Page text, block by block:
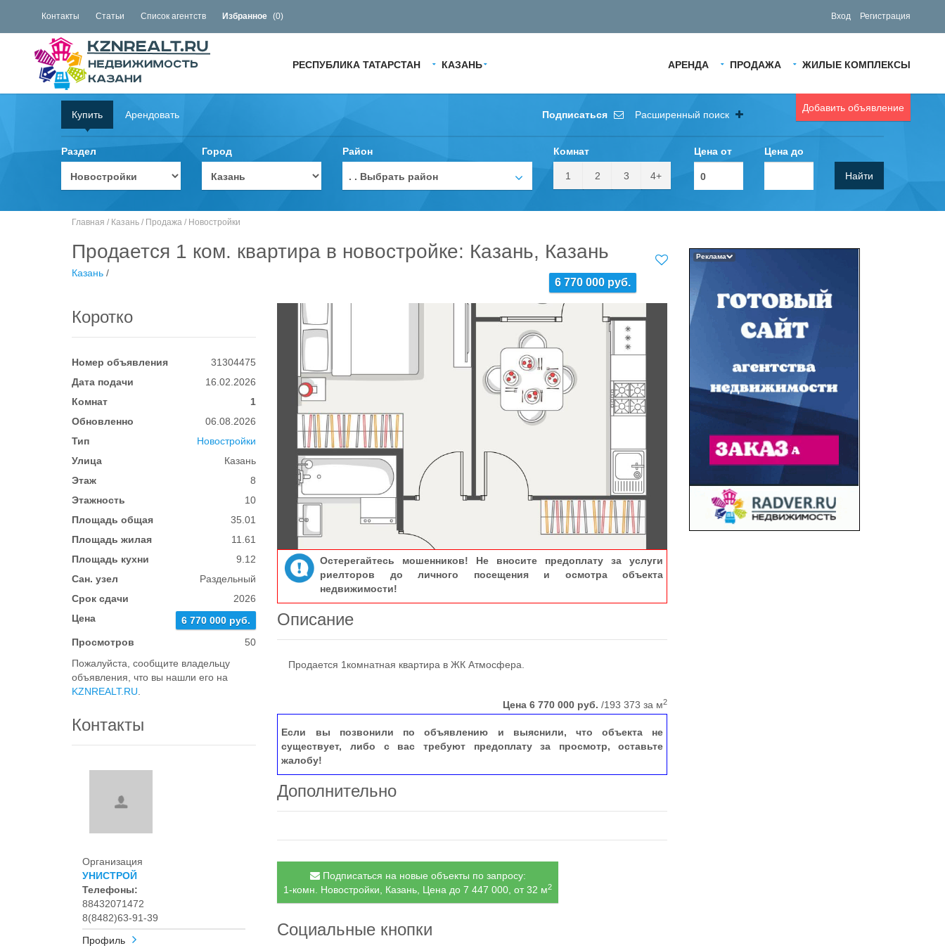
Контакты Статьи Список агентств Избранное (0) Вход Регистрация
АРЕНДА ПРОДАЖА ЖИЛЫЕ КОМПЛЕКСЫ
РЕСПУБЛИКА ТАТАРСТАН КАЗАНЬ
Добавить объявление
Купить Арендовать Подписаться Расширенный поиск
Раздел Город Район
. . Выбрать район
Комнат
1 2 3 4+
Цена от Цена до
Найти
Главная / Казань / Продажа / Новостройки
Продается 1 ком. квартира в новостройке: Казань, Казань
6 770 000 руб.
Казань /
Коротко
Номер объявления
31304475
Дата подачи
16.02.2026
Комнат
1
Обновленно
06.08.2026
Тип
Новостройки
Улица
Казань
Этаж
8
Этажность
10
Площадь общая
35.01
Площадь жилая
11.61
Площадь кухни
9.12
Сан. узел
Раздельный
Срок сдачи
2026
Цена
6 770 000 руб.
Просмотров
50
Пожалуйста, сообщите владельцу
объявления, что вы нашли его на
KZNREALT.RU
Контакты
Организация
УНИСТРОЙ
Телефоны:
88432071472
8(8482)63-91-39
Профиль
Остерегайтесь мошенников! Не вносите предоплату за услуги
риелторов до личного посещения и осмотра объекта
недвижимости!
Описание
Продается 1комнатная квартира в ЖК Атмосфера.
Цена6 770 000 руб. /193 373 за м2
Если вы позвонили по объявлению и выяснили, что объекта не
существует, либо с вас требуют предоплату за просмотр, оставьте
жалобу!
Дополнительно
Подписаться на новые объекты по запросу:
1-комн. Новостройки, Казань, Цена до 7 447 000, от 32 м2
Социальные кнопки
Реклама